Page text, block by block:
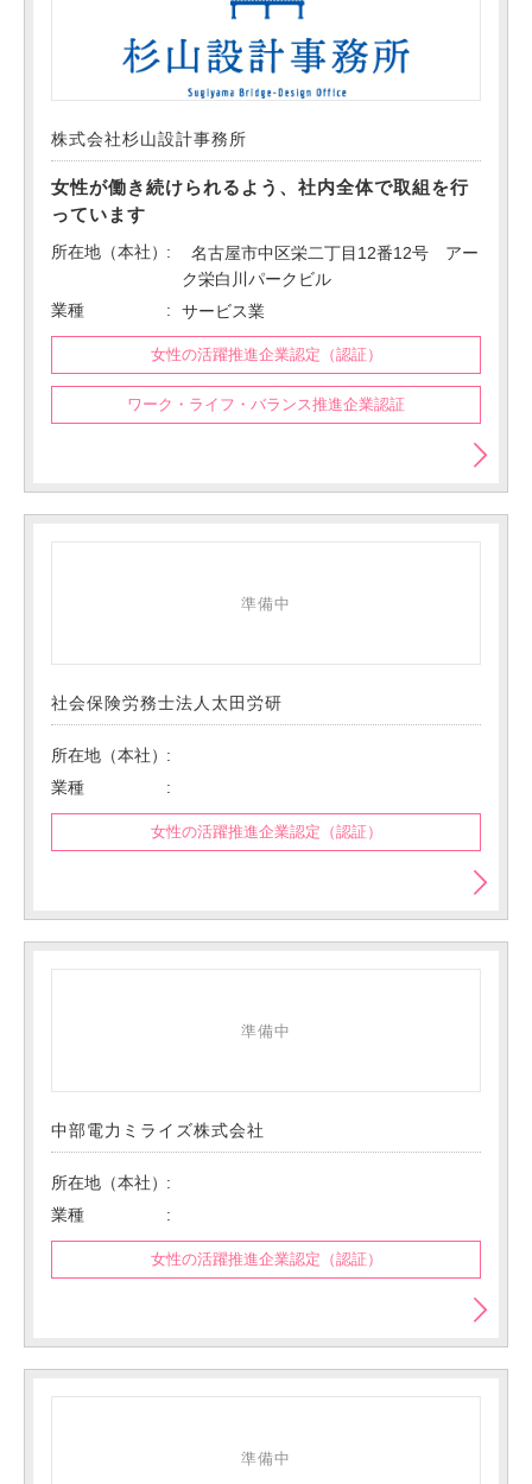
株式会社杉山設計事務所
女性が働き続けられるよう、社内全体で取組を行
っています
所在地（本社）
名古屋市中区栄二丁目12番12号 アー
ク栄白川パークビル
業種
サービス業
女性の活躍推進企業認定（認証）
ワーク・ライフ・バランス推進企業認証
準備中
社会保険労務士法人太田労研
所在地（本社）
業種
女性の活躍推進企業認定（認証）
準備中
中部電力ミライズ株式会社
所在地（本社）
業種
女性の活躍推進企業認定（認証）
準備中